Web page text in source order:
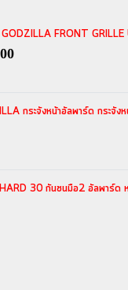
GODZILLA FRONT
กระจังหน้าอัลพาร์ด กระจั
30 กันชนมือ2 อัลพาร์ด